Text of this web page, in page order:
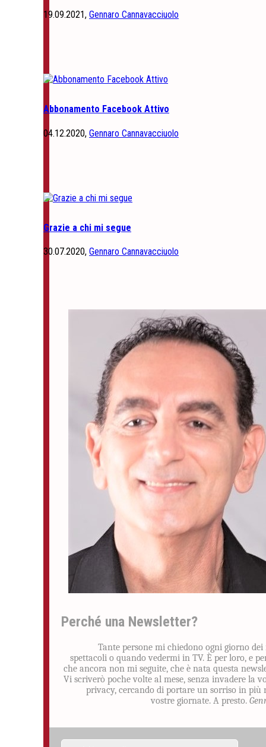
19.09.2021, Gennaro Cannavacciuolo
Abbonamento Facebook Attivo
04.12.2020, Gennaro Cannavacciuolo
Grazie a chi mi segue
30.07.2020, Gennaro Cannavacciuolo
Perché una Newsletter?
Tante persone mi chiedono ogni giorno dei
spettacoli o quando vedermi in TV. È per loro, e
che ancora non mi seguite, che è nata questa
Vi scriverò poche volte al mese, senza invadere la
privacy, cercando di portare un sorriso in più
vostre giornate. A presto.